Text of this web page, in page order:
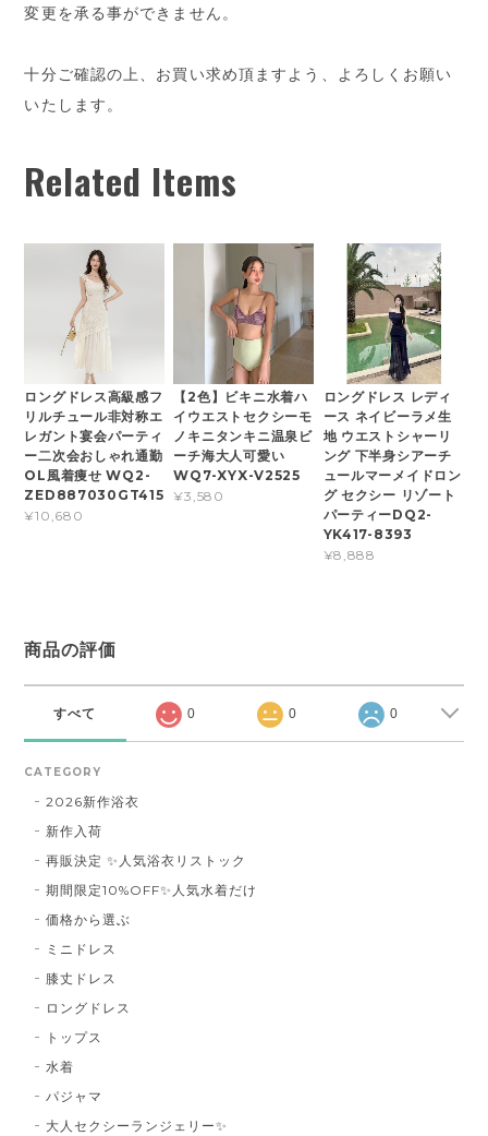
変更を承る事ができません。
十分ご確認の上、お買い求め頂ますよう、よろしくお願い
いたします。
Related Items
ロングドレス高級感フ
リルチュール非対称エ
レガント宴会パーティ
ー二次会おしゃれ通勤
OL風着痩せ WQ2-
ZED887030GT415
¥10,680
【2色】ビキニ水着ハ
イウエストセクシーモ
ノキニタンキニ温泉ビ
ーチ海大人可愛い
WQ7-XYX-V2525
¥3,580
ロングドレス レディ
ース ネイビーラメ生
地 ウエストシャーリ
ング 下半身シアーチ
ュールマーメイドロン
グ セクシー リゾート
パーティーDQ2-
YK417-8393
¥8,888
商品の評価
すべて 0 0 0
CATEGORY
2026新作浴衣
新作入荷
再販決定 ✨人気浴衣リストック
期間限定10%OFF✨人気水着だけ
価格から選ぶ
ミニドレス
膝丈ドレス
ロングドレス
トップス
水着
パジャマ
大人セクシーランジェリー✨